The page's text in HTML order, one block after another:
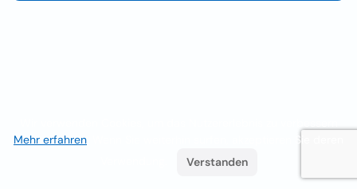
Mehr erfahren . Wenn Sie weiterhin surfen, akzeptieren Sie deren
Verstanden